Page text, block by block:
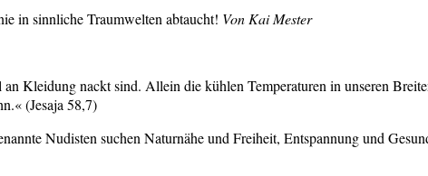
in sinnliche Traumwelten abtaucht! Von Kai Mester
Kleidung nackt sind. Allein die kühlen Temperaturen in unseren
(Jesaja 58,7)
Nudisten suchen Naturnähe und Freiheit, Entspannung und